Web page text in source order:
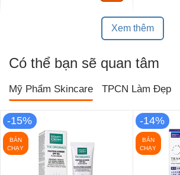
Xem thêm
Có thể bạn sẽ quan tâm
Mỹ Phẩm Skincare TPCN Làm Đẹp
-15%
BÁN
CHẠY
-14%
BÁN
CHẠY